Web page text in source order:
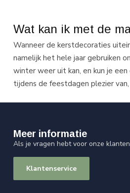
Wat kan ik met de
Wanneer de kerstdecoraties
namelijk het hele jaar gebruiken
winter weer uit kan, en kun je
tijdens de feestdagen plezier van,
Meer informatie
Als je vragen hebt voor onze
Klantenservice